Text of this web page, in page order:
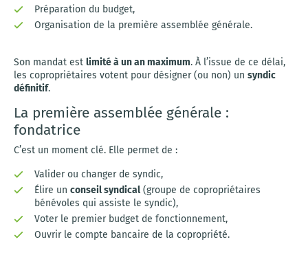
Préparation du budget,
Organisation de la première assemblée générale.
Son mandat est limité à un an maximum. À l’issue de ce délai,
les copropriétaires votent pour désigner (ou non) un syndic
définitif.
La première assemblée générale :
fondatrice
C’est un moment clé. Elle permet de :
Valider ou changer de syndic,
Élire un conseil syndical (groupe de copropriétaires
bénévoles qui assiste le syndic),
Voter le premier budget de fonctionnement,
Ouvrir le compte bancaire de la copropriété.